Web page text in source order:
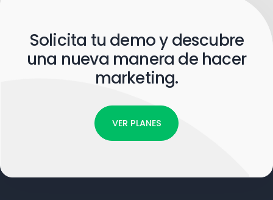
Solicita tu demo y descubre
una nueva manera de hacer
marketing.
VER PLANES